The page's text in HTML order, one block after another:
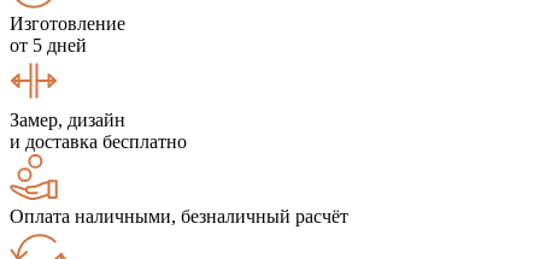
Изготовление
от 5 дней
Замер, дизайн
и доставка бесплатно
Оплата наличными, безналичный расчёт